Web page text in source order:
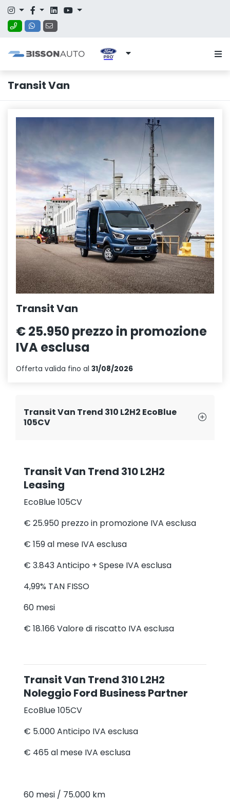
Transit Van
Transit Van
€ 25.950prezzo in promozione
IVA esclusa
Offerta valida fino al 31/08/2026
Transit Van Trend 310 L2H2 EcoBlue
105CV
Transit Van Trend 310 L2H2
Leasing
EcoBlue 105CV
€ 25.950 prezzo in promozione IVA esclusa
€ 159al mese IVA esclusa
€ 3.843Anticipo + Spese IVA esclusa
4,99% TAN FISSO
60 mesi
€ 18.166 Valore di riscatto IVA esclusa
Transit Van Trend 310 L2H2
Noleggio Ford Business Partner
EcoBlue 105CV
€ 5.000Anticipo IVA esclusa
€ 465 al mese IVA esclusa
60 mesi / 75.000 km